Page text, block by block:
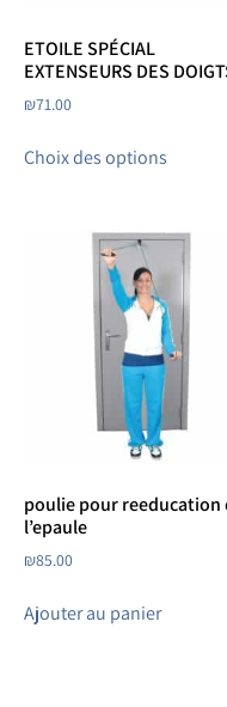
ETOILE SPÉCIAL
EXTENSEURS DES
₪71.00
Choix des options
poulie pour reeducation
l’epaule
₪85.00
Ajouter au panier